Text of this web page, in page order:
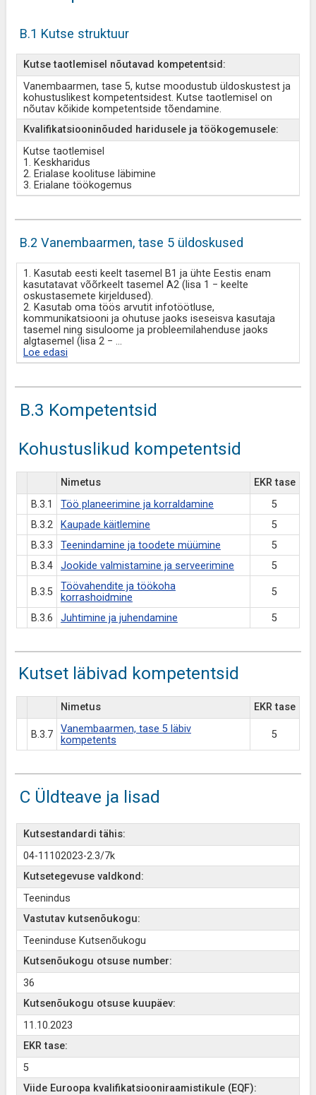
B.1 Kutse struktuur
Kutse taotlemisel nõutavad kompetentsid:
Vanembaarmen, tase 5, kutse moodustub üldoskustest ja
kohustuslikest kompetentsidest. Kutse taotlemisel on
nõutav kõikide kompetentside tõendamine.
Kvalifikatsiooninõuded haridusele ja töökogemusele:
Kutse taotlemisel
1. Keskharidus
2. Erialase koolituse läbimine
3. Erialane töökogemus
B.2 Vanembaarmen, tase 5 üldoskused
1. Kasutab eesti keelt tasemel B1 ja ühte Eestis enam
kasutatavat võõrkeelt tasemel A2 (lisa 1 − keelte
oskustasemete kirjeldused).
2. Kasutab oma töös arvutit infotöötluse,
kommunikatsiooni ja ohutuse jaoks iseseisva kasutaja
tasemel ning sisuloome ja probleemilahenduse jaoks
algtasemel (lisa 2 − ...
Loe edasi
B.3 Kompetentsid
Kohustuslikud kompetentsid
Nimetus
EKR tase
B.3.1
Töö planeerimine ja korraldamine
5
B.3.2
Kaupade käitlemine
5
B.3.3
Teenindamine ja toodete müümine
5
B.3.4
Jookide valmistamine ja serveerimine 5
B.3.5
Töövahendite ja töökoha
korrashoidmine
5
B.3.6 Juhtimine ja juhendamine 5
Kutset läbivad kompetentsid
Nimetus EKR tase
B.3.7
Vanembaarmen, tase 5 läbiv
kompetents
5
C Üldteave ja lisad
Kutsestandardi tähis:
04-11102023-2.3/7k
Kutsetegevuse valdkond:
Teenindus
Vastutav kutsenõukogu:
Teeninduse Kutsenõukogu
Kutsenõukogu otsuse number:
36
Kutsenõukogu otsuse kuupäev:
11.10.2023
EKR tase:
5
Viide Euroopa kvalifikatsiooniraamistikule (EQF):